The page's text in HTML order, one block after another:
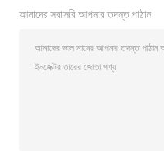
আমাদের সরাসরি আপনার তদন্ত পাঠান